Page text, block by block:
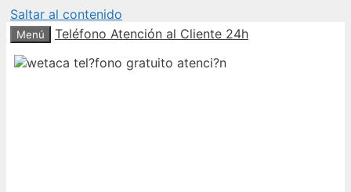
Saltar al contenido
Menú Teléfono Atención al Cliente 24h